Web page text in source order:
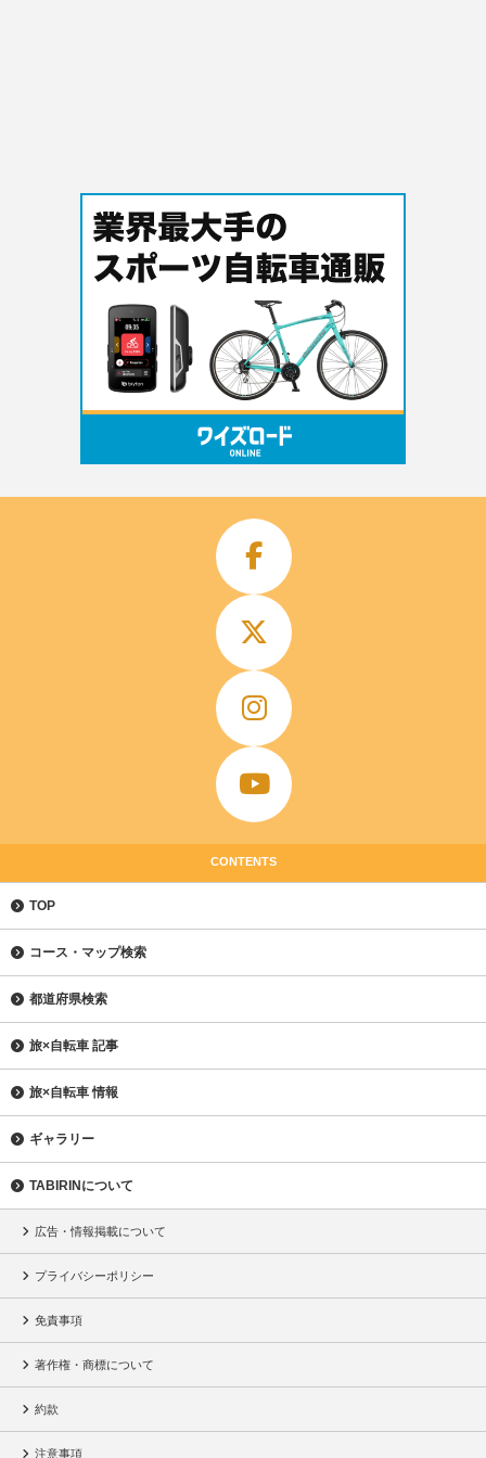
CONTENTS
TOP
コース・マップ検索
都道府県検索
旅×自転車 記事
旅×自転車 情報
ギャラリー
TABIRINについて
広告・情報掲載について
プライバシーポリシー
免責事項
著作権・商標について
約款
注意事項